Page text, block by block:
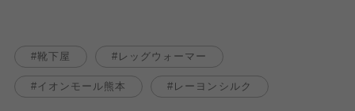
靴下屋 レッグウォーマー
イオンモール熊本 レーヨンシルク